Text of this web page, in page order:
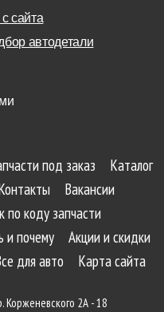
сайта
автодетали
под заказ
Каталог
Вакансии
по коду запчасти
и почему
Акции и скидки
для авто Карта сайта
Корженевского 2А - 18